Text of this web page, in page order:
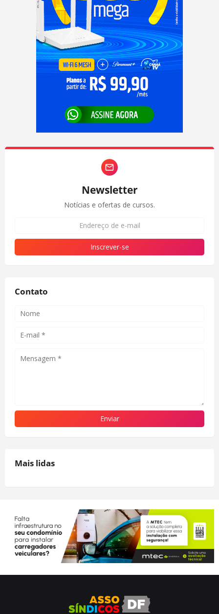
Newsletter
Notícias e ofertas de cursos.
Contato
Mais lidas